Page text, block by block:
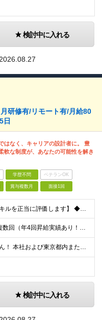
検討中に入れる
2026.08.27
研修有/リモート有/月給80
日
はなく、キャリアの設計者に。 豊
軟な制度が、あなたの可能性を解き
学歴不問 ベテランOK
賞与複数月 面接1回
【経験者歓迎／スキルを正当に評価します】 ◆学歴不問 ◆ITエンジニアとしての実務経験をお持ちの方（年数・分野不問） 「今の環境ではスキルアップの実感がない」 「もっと幅広い技術に挑戦したい」 「
◎昇給：年1回～複数回（年4回昇給実績あり！） ◎1000万円以上も可／20代後半で複数在籍！ 【ITエンジニア業務経験者】 ◆月給30万円～80万円(固定残業代含む)＋各種手当 ※経験者は試用期間
★転勤はありません！ 本社および東京都内または 首都圏を中心とするプロジェクト先での勤務となります。 ※勤務地選択可 ※希望は最大限考慮します ※入社後の転居を伴う転勤なし ◆本社オフィス 東京
検討中に入れる